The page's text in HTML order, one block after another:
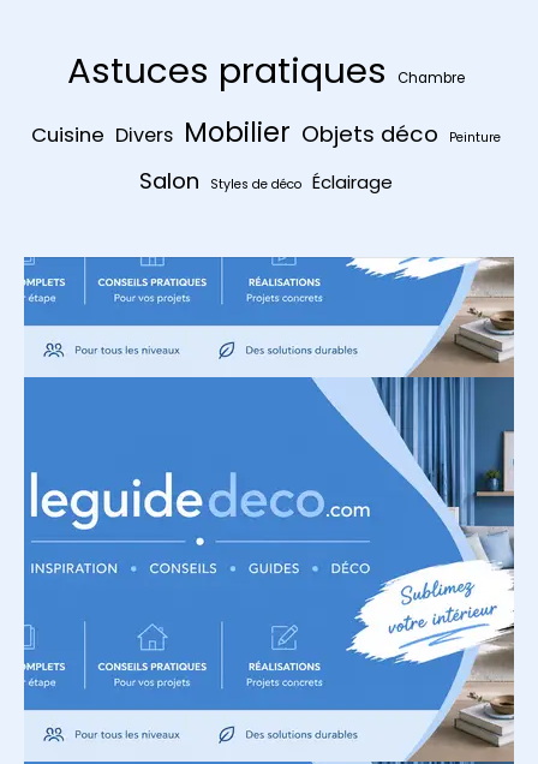
Astuces pratiques Chambre
Cuisine Divers Mobilier Objets déco Peinture
Salon Styles de déco Éclairage